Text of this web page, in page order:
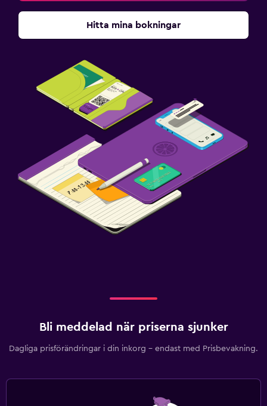
Hitta mina bokningar
Bli meddelad när priserna sjunker
Dagliga prisförändringar i din inkorg – endast med Prisbevakning.